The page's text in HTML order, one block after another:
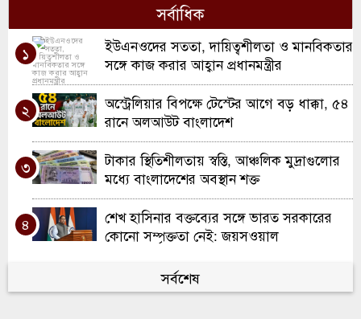
৭ মৌলভীবাজারে ১৩ ডাকাতের যাবজ্জীবন কারাদণ্ড
৮
কুলাউড়ায় ইউএনও পদে রদবদল, দায়িত্বে
আসছেন সানজিদা আক্তার
৯
রবিরবাজার-কর্মধা সড়ক সংস্কারে অনিয়মের
অভিযোগ
১০
শ্রীমঙ্গলে মসজিদে ফজরের নামাজরত অবস্থায়
মুসল্লি খুন
সর্বাধিক
১
ইউএনওদের সততা, দায়িত্বশীলতা ও মানবিকতার
সঙ্গে কাজ করার আহ্বান প্রধানমন্ত্রীর
২
অস্ট্রেলিয়ার বিপক্ষে টেস্টের আগে বড় ধাক্কা, ৫৪
রানে অলআউট বাংলাদেশ
৩
টাকার স্থিতিশীলতায় স্বস্তি, আঞ্চলিক মুদ্রাগুলোর
মধ্যে বাংলাদেশের অবস্থান শক্ত
৪
শেখ হাসিনার বক্তব্যের সঙ্গে ভারত সরকারের
কোনো সম্পৃক্ততা নেই: জয়সওয়াল
বাংলাদেশে ফিরে বিচার মোকাবিলায় প্রস্তুত
সাকিব আল হাসান, চান নিরাপত্তার নিশ্চয়তা
সর্বশেষ